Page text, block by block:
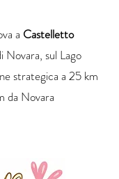
a Castelletto
Novara, sul Lago
strategica a 25 km
da Novara